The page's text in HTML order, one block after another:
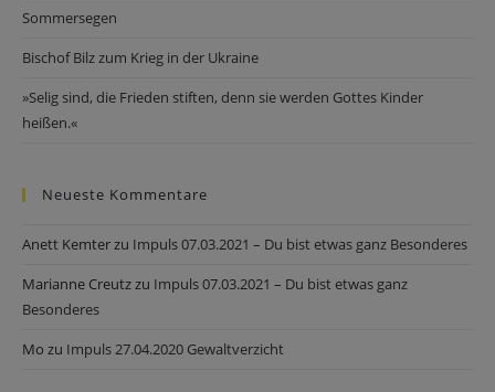
Sommersegen
Bischof Bilz zum Krieg in der Ukraine
»Selig sind, die Frieden stiften, denn sie werden Gottes Kinder
heißen.«
Neueste Kommentare
Anett Kemterzu Impuls 07.03.2021 – Du bist etwas ganz Besonderes
Marianne Creutzzu Impuls 07.03.2021 – Du bist etwas ganz
Besonderes
Mo zu Impuls 27.04.2020 Gewaltverzicht